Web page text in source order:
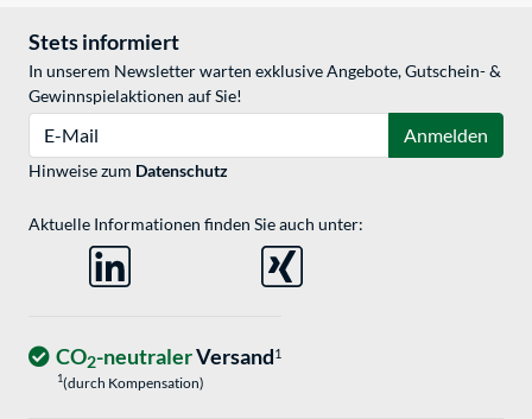
Stets informiert
In unserem Newsletter warten exklusive Angebote, Gutschein- &
Gewinnspielaktionen auf Sie!
Anmelden
Hinweise zum Datenschutz
Aktuelle Informationen finden Sie auch unter:
CO2-neutralerVersand1
1(durch Kompensation)